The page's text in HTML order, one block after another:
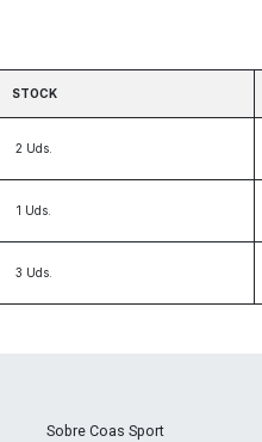
STOCK
2 Uds.
1 Uds.
3 Uds.
Sobre Coas Sport